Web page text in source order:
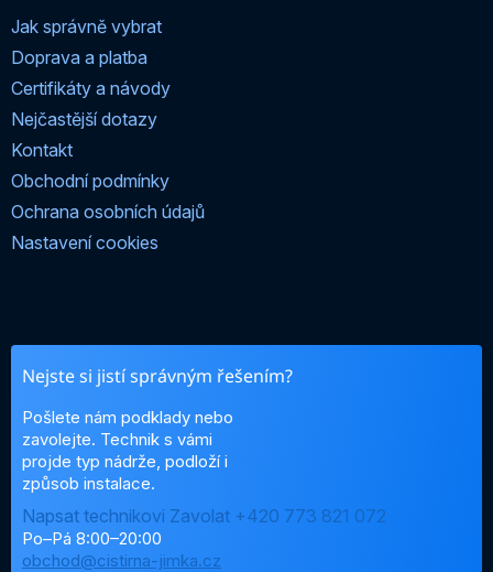
Jak správně vybrat
Doprava a platba
Certifikáty a návody
Nejčastější dotazy
Kontakt
Obchodní podmínky
Ochrana osobních údajů
Nastavení cookies
Nejste si jistí správným řešením?
Pošlete nám podklady nebo
zavolejte. Technik s vámi
projde typ nádrže, podloží i
způsob instalace.
Napsat technikovi Zavolat +420 773 821 072
Po–Pá 8:00–20:00
obchod@cistirna-jimka.cz